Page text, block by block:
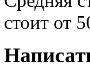
стоит от